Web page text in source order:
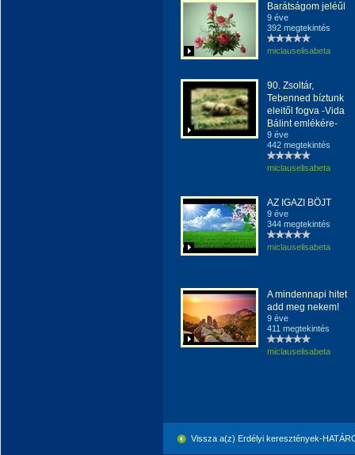
Barátságom jeléűl
9 éve
392 megtekintés
miclauselisabeta
90. Zsoltár,
Tebenned bíztunk
eleitől fogva -Vida
Bálint emlékére-
9 éve
442 megtekintés
miclauselisabeta
AZ IGAZI BÖJT
9 éve
344 megtekintés
miclauselisabeta
A mindennapi hitet
add meg nekem!
9 éve
411 megtekintés
miclauselisabeta
Vissza a(z) Erdélyi keresztények-